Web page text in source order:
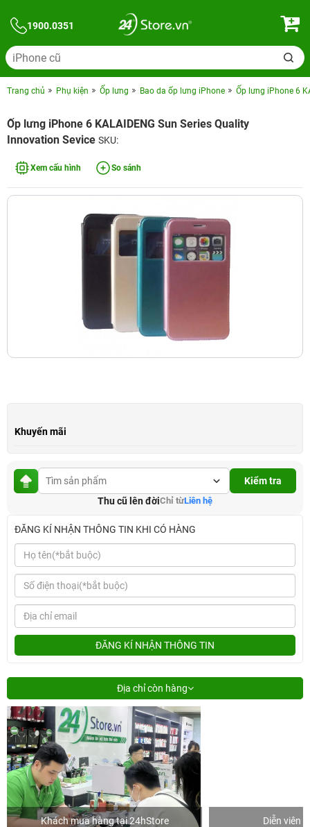
1900.0351
Trang chủ Phụ kiện Ốp lưng Bao da ốp lưng iPhone Ốp lưng iPhone 6
Ốp lưng iPhone 6 KALAIDENG Sun Series Quality
Innovation Sevice SKU:
Xem cấu hình So sánh
Khuyến mãi
Kiểm tra
Thu cũ lên đờiChỉ từLiên hệ
ĐĂNG KÍ NHẬN THÔNG TIN KHI CÓ HÀNG
ĐĂNG KÍ NHẬN THÔNG TIN
Địa chỉ còn hàng
Khách mua hàng tại 24hStore Diễn viên